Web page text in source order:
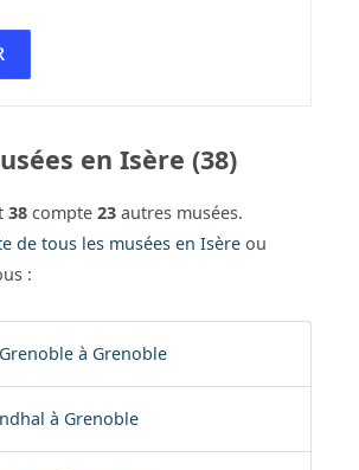
en Isère (38)
38 compte 23 autres musées.
de tous les musées en Isère ou
:
à Grenoble
à Grenoble